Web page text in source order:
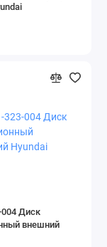
004 Диск
внешний